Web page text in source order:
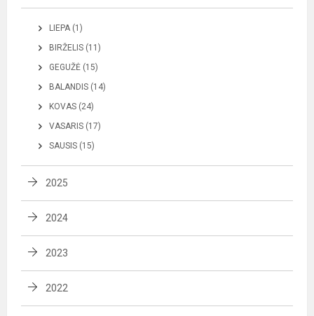
LIEPA (1)
BIRŽELIS (11)
GEGUŽĖ (15)
BALANDIS (14)
KOVAS (24)
VASARIS (17)
SAUSIS (15)
2025
2024
2023
2022